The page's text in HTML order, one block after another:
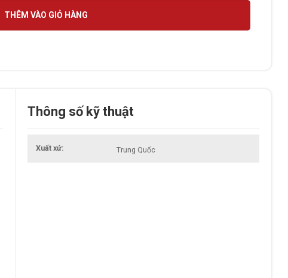
THÊM VÀO GIỎ HÀNG
Thông số kỹ thuật
Xuất xứ Trung Quốc